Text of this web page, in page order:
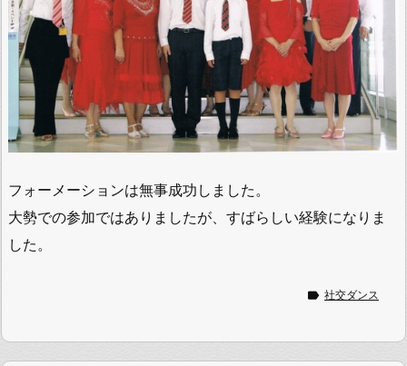
フォーメーションは無事成功しました。
大勢での参加ではありましたが、すばらしい経験になりま
した。
 社交ダンス